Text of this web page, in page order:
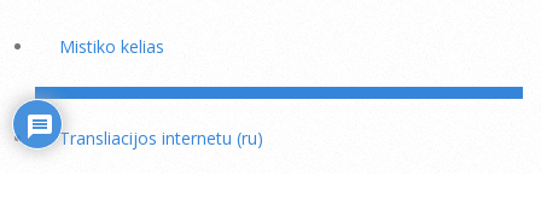
Mistiko kelias
Transliacijos internetu (ru)